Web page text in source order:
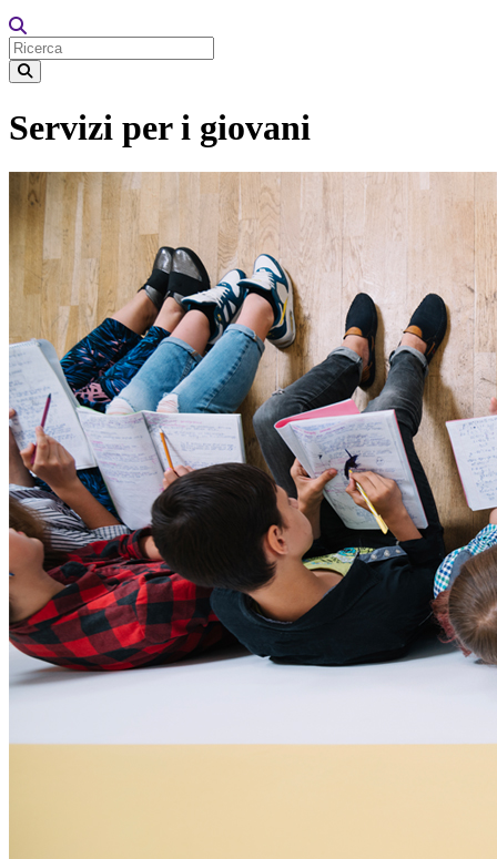
Servizi per i giovani